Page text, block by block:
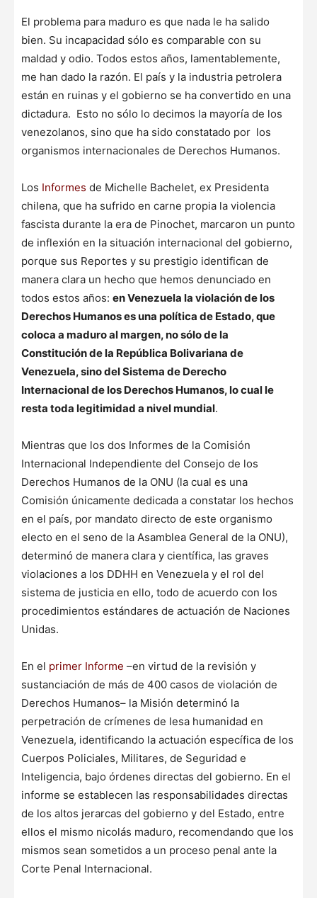
El problema para maduro es que nada le ha salido
bien. Su incapacidad sólo es comparable con su
maldad y odio. Todos estos años, lamentablemente,
me han dado la razón. El país y la industria petrolera
están en ruinas y el gobierno se ha convertido en una
dictadura. Esto no sólo lo decimos la mayoría de los
venezolanos, sino que ha sido constatado por los
organismos internacionales de Derechos Humanos.
Los Informes de Michelle Bachelet, ex Presidenta
chilena, que ha sufrido en carne propia la violencia
fascista durante la era de Pinochet, marcaron un punto
de inflexión en la situación internacional del gobierno,
porque sus Reportes y su prestigio identifican de
manera clara un hecho que hemos denunciado en
todos estos años: en Venezuela la violación de los
Derechos Humanos es una política de Estado, que
coloca a maduro al margen, no sólo de la
Constitución de la República Bolivariana de
Venezuela, sino del Sistema de Derecho
Internacional de los Derechos Humanos, lo cual le
resta toda legitimidad a nivel mundial.
Mientras que los dos Informes de la Comisión
Internacional Independiente del Consejo de los
Derechos Humanos de la ONU (la cual es una
Comisión únicamente dedicada a constatar los hechos
en el país, por mandato directo de este organismo
electo en el seno de la Asamblea General de la ONU),
determinó de manera clara y científica, las graves
violaciones a los DDHH en Venezuela y el rol del
sistema de justicia en ello, todo de acuerdo con los
procedimientos estándares de actuación de Naciones
Unidas.
En el primer Informe –en virtud de la revisión y
sustanciación de más de 400 casos de violación de
Derechos Humanos– la Misión determinó la
perpetración de crímenes de lesa humanidad en
Venezuela, identificando la actuación específica de los
Cuerpos Policiales, Militares, de Seguridad e
Inteligencia, bajo órdenes directas del gobierno. En el
informe se establecen las responsabilidades directas
de los altos jerarcas del gobierno y del Estado, entre
ellos el mismo nicolás maduro, recomendando que los
mismos sean sometidos a un proceso penal ante la
Corte Penal Internacional.